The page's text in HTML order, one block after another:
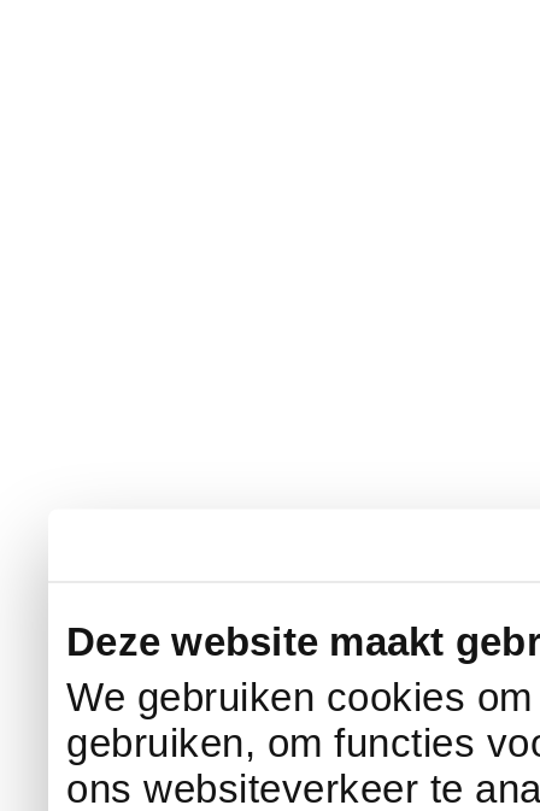
Deze website maakt
We gebruiken cookies
gebruiken, om functies
ons websiteverkeer te